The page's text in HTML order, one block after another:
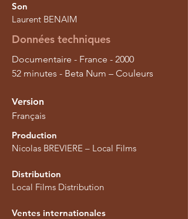
Son
Laurent BENAIM
Données techniques
Documentaire - France - 2000
52 minutes - Beta Num – Couleurs
Version
Français
Production
Nicolas BREVIERE – Local Films
Distribution
Local Films Distribution
Ventes internationales